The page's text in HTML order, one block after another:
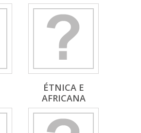
ÉTNICA E
AFRICANA